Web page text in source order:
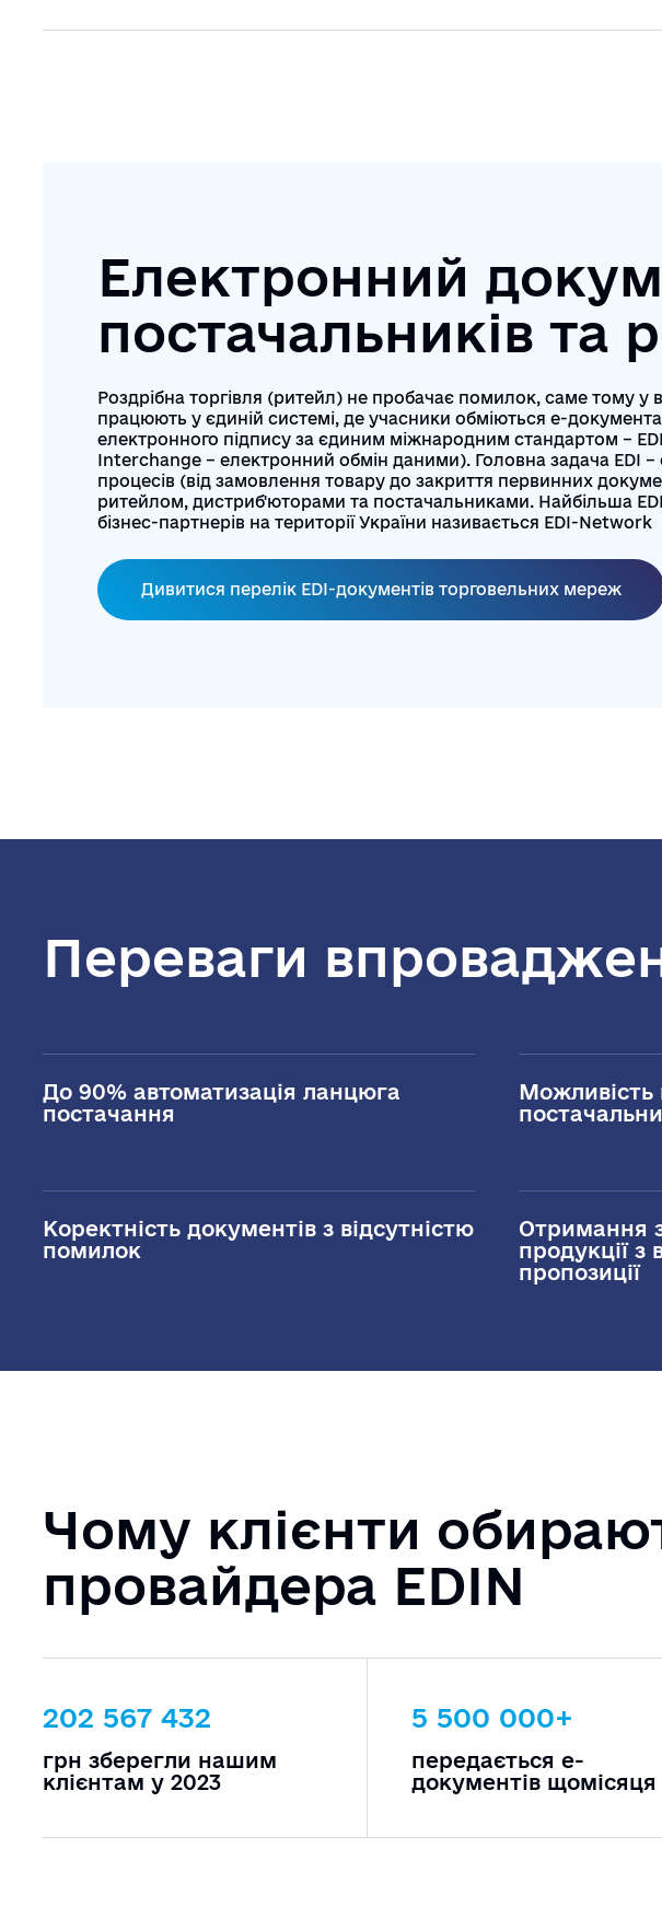
Електронний
постачальників та
Роздрібна торгівля (ритейл) не пробачає помилок, саме тому у
працюють у єдиній системі, де учасники обміються е-
електронного підпису за єдиним міжнародним стандартом –
Interchange – електронний обмін даними). Головна задача EDI –
процесів (від замовлення товару до закриття первинних
ритейлом, дистриб'юторами та постачальниками. Найбільша
бізнес-партнерів на території України називається EDI-Network
Дивитися перелік EDI-документів торговельних мереж
Переваги
До 90% автоматизація ланцюга
постачання
Можливість
Коректність документів з відсутністю
помилок
Отримання
продукції
пропозиції
Чому клієнти
провайдера EDIN
202 567 432
грн зберегли нашим
клієнтам у 2023
5 500 000+
передається е-
документів щомісяця